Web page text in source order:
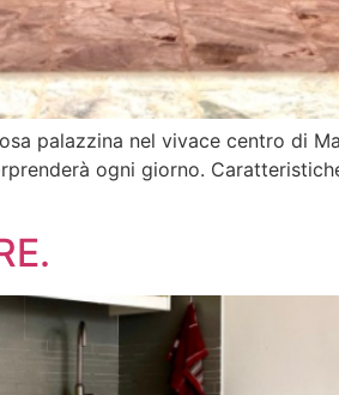
palazzina nel vivace centro di
ogni giorno.